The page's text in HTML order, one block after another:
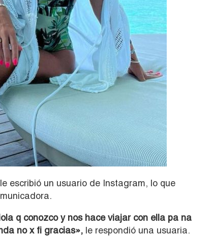
escribió un usuario de Instagram, lo que
q conozco y nos hace viajar con ella pa na
no x fi gracias», le respondió una usuaria.